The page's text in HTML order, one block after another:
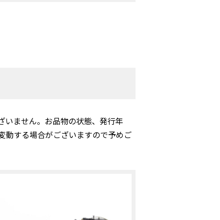
ません。お品物の状態、発行年
動する場合がございますので予めご